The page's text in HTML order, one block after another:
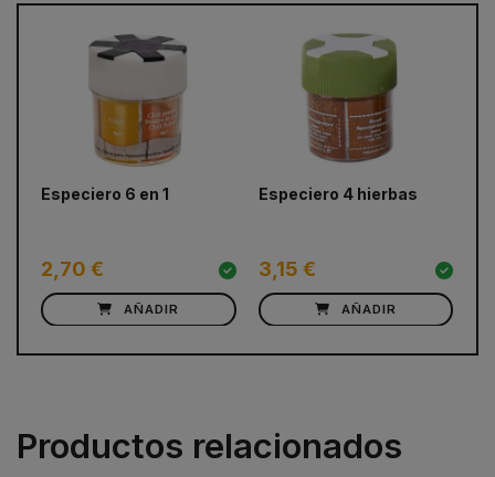
Especiero 6 en 1
2,70 €
AÑADIR
Especiero 4 hierbas
3,15 €
AÑADIR
Productos relacionados